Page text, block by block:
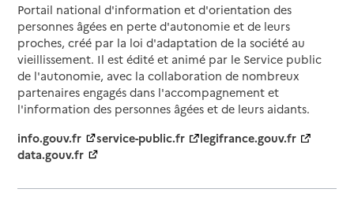
Portail national d'information et d'orientation des
personnes âgées en perte d'autonomie et de leurs
proches, créé par la loi d'adaptation de la société au
vieillissement. Il est édité et animé par le Service public
de l'autonomie, avec la collaboration de nombreux
partenaires engagés dans l'accompagnement et
l'information des personnes âgées et de leurs aidants.
info.gouv.fr
service-public.fr
legifrance.gouv.fr
data.gouv.fr